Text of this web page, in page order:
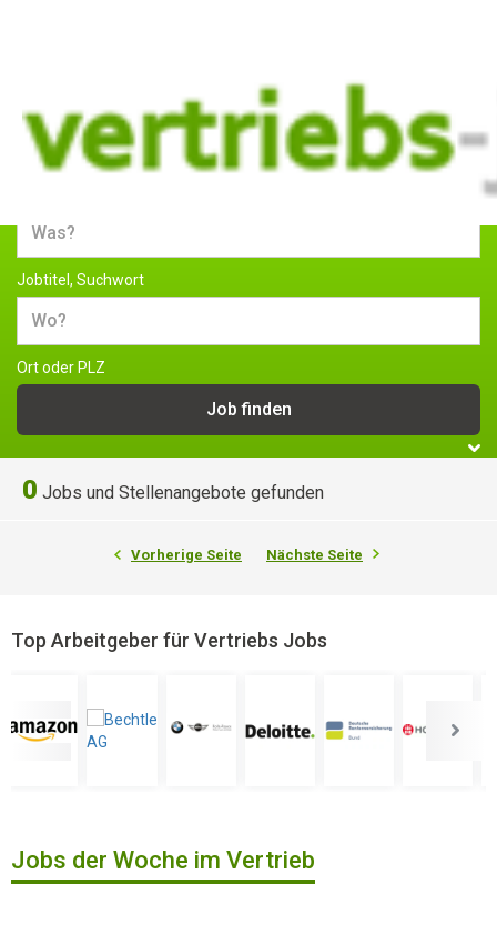
Jobs und Stellenangebote im
Vertrieb
Jobtitel, Suchwort
Ort oder PLZ
0 Jobs und Stellenangebote gefunden
Vorherige Seite Nächste Seite
Top Arbeitgeber für Vertriebs Jobs
Jobs der Woche im Vertrieb